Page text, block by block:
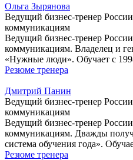
Ольга Зырянова
Ведущий бизнес-тренер
коммуникациям
Ведущий бизнес-тренер
коммуникациям. Владелец и
«Нужные люди». Обучает с
Резюме тренера
Дмитрий Панин
Ведущий бизнес-тренер
коммуникациям
Ведущий бизнес-тренер
коммуникациям. Дважды
система обучения года».
Резюме тренера